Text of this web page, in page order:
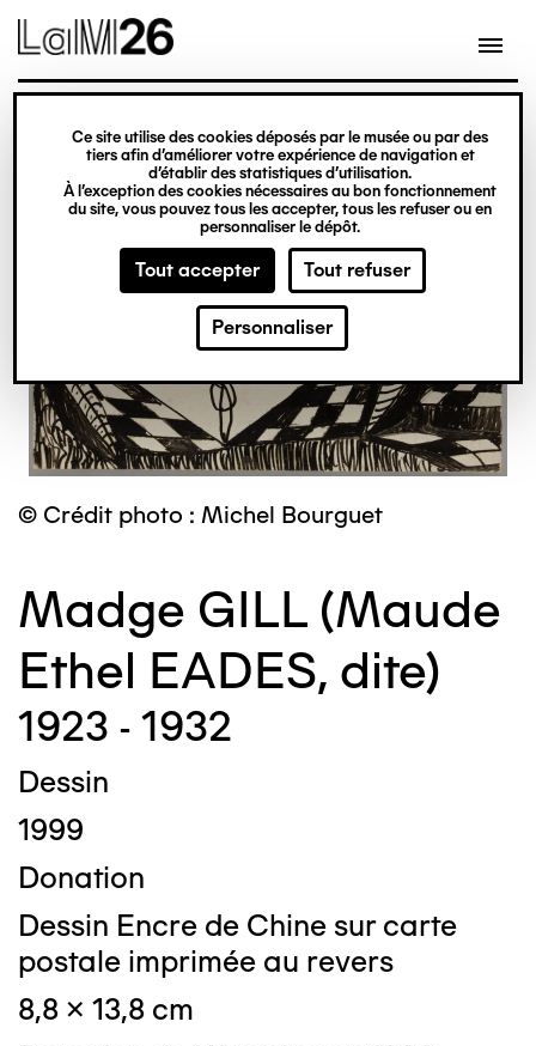
Gestion des cookies
Ce site utilise des cookies déposés par le musée ou par des
tiers afin d’améliorer votre expérience de navigation et
d’établir des statistiques d’utilisation.
À l’exception des cookies nécessaires au bon fonctionnement
du site, vous pouvez tous les accepter, tous les refuser ou en
personnaliser le dépôt.
Tout accepter Tout refuser
Personnaliser
contenu
© Crédit photo : Michel Bourguet
Madge GILL (Maude
Ethel EADES, dite)
1923 - 1932
Dessin
1999
Donation
Dessin Encre de Chine sur carte
postale imprimée au revers
8,8 x 13,8 cm